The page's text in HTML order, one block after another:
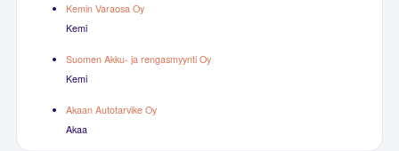
Kemin Varaosa Oy
Kemi
Suomen Akku- ja rengasmyynti Oy
Kemi
Akaan Autotarvike Oy
Akaa